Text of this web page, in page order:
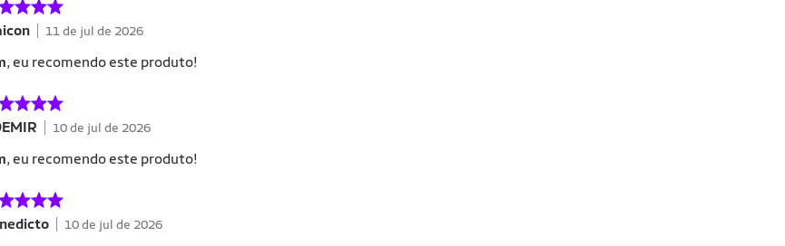
11 de jul de 2026
, eu recomendo este produto!
10 de jul de 2026
, eu recomendo este produto!
10 de jul de 2026